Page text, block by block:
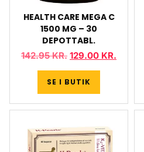
HEALTH CARE MEGA C
1500 MG – 30
DEPOTTABL.
142.95KR. 129.00 KR.
SE I BUTIK